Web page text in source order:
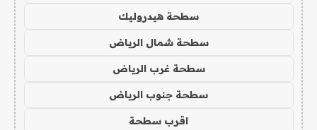
سطحة هيدروليك
سطحة شمال الرياض
سطحة غرب الرياض
سطحة جنوب الرياض
اقرب سطحة